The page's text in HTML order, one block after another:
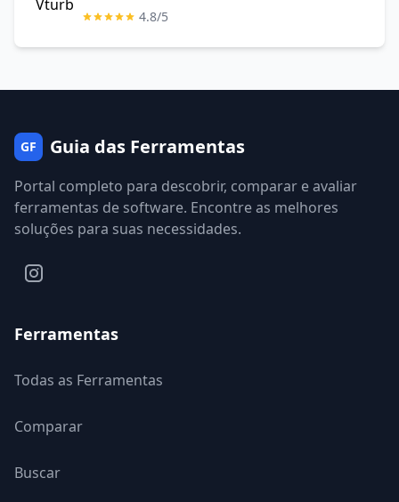
4.8/5
GF Guia das Ferramentas
Portal completo para descobrir, comparar e avaliar
ferramentas de software. Encontre as melhores
soluções para suas necessidades.
Ferramentas
Todas as Ferramentas
Comparar
Buscar